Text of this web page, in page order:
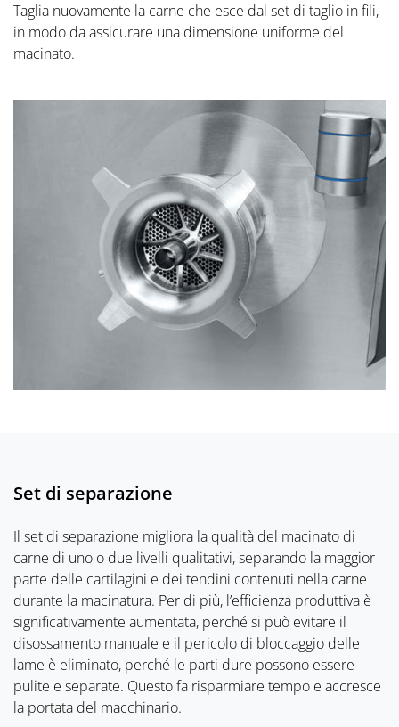
Taglia nuovamente la carne che esce dal set di taglio in fili,
in modo da assicurare una dimensione uniforme del
macinato.
Set di separazione
Il set di separazione migliora la qualità del macinato di
carne di uno o due livelli qualitativi, separando la maggior
parte delle cartilagini e dei tendini contenuti nella carne
durante la macinatura. Per di più, l’efficienza produttiva è
significativamente aumentata, perché si può evitare il
disossamento manuale e il pericolo di bloccaggio delle
lame è eliminato, perché le parti dure possono essere
pulite e separate. Questo fa risparmiare tempo e accresce
la portata del macchinario.